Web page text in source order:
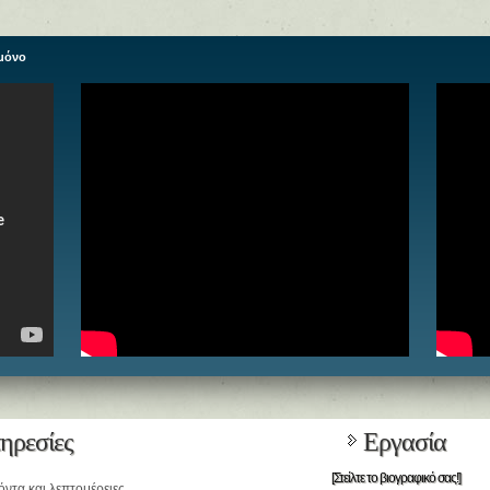
Εργασία
[Στείλτε το βιογραφικό σας!]